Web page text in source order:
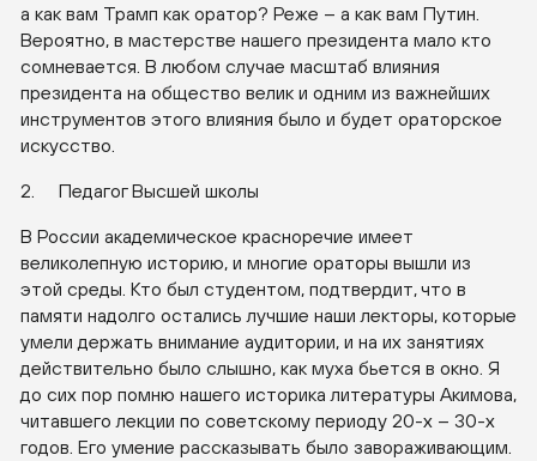
а как вам Трамп как оратор? Реже – а как вам Путин.
Вероятно, в мастерстве нашего президента мало кто
сомневается. В любом случае масштаб влияния
президента на общество велик и одним из важнейших
инструментов этого влияния было и будет ораторское
искусство.
2. Педагог Высшей школы
В России академическое красноречие имеет
великолепную историю, и многие ораторы вышли из
этой среды. Кто был студентом, подтвердит, что в
памяти надолго остались лучшие наши лекторы, которые
умели держать внимание аудитории, и на их занятиях
действительно было слышно, как муха бьется в окно. Я
до сих пор помню нашего историка литературы Акимова,
читавшего лекции по советскому периоду 20-х – 30-х
годов. Его умение рассказывать было завораживающим.